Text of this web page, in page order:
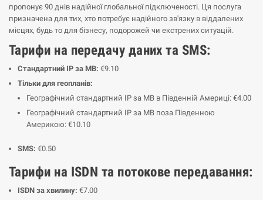
пропонує 90 днів надійної глобальної підключеності. Ця послуга
призначена для тих, хто потребує надійного зв'язку в віддалених
місцях, будь то для бізнесу, подорожей чи екстрених ситуацій.
Тарифи на передачу даних та SMS:
Стандартний IP за MB: €9.10
Тільки для геопланів:
Географічний стандартний IP за MB в Південній Америці: €4.00
Географічний стандартний IP за MB поза Південною
Америкою: €10.10
SMS: €0.50
Тарифи на ISDN та потокове передавання:
ISDN за хвилину: €7.00